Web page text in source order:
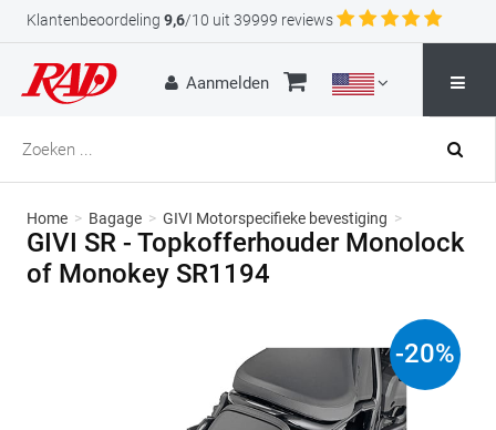
Klantenbeoordeling 9,6/10 uit 39999 reviews
Aanmelden
Home > Bagage > GIVI Motorspecifieke bevestiging >
GIVI SR - Topkofferhouder Monolock
of Monokey SR1194
-20%